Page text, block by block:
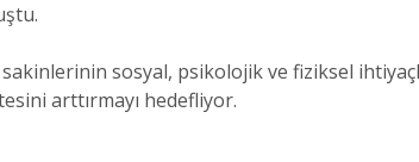
sosyal, psikolojik ve fiziksel
arttırmayı hedefliyor.